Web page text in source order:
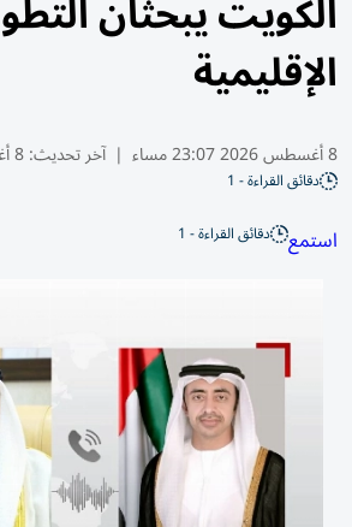
الإقليمية
8 أغسطس 2026 23:07 مساء | آخر تحديث:8 أغسطس 23:14 2026
دقائق القراءة - 1
استمع دقائق القراءة - 1